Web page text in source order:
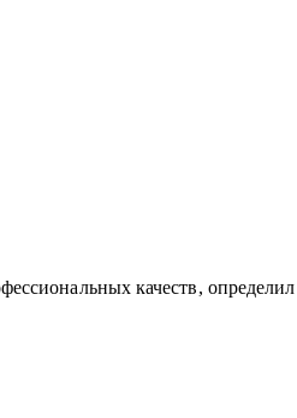
качеств,